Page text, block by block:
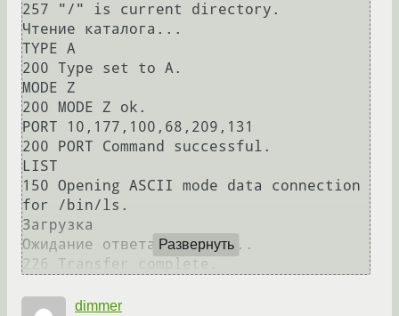
257 "/" is current directory.
Чтение каталога...
TYPE A
200 Type set to A.
MODE Z
200 MODE Z ok.
PORT 10,177,100,68,209,131
200 PORT Command successful.
LIST
150 Opening ASCII mode data connection
for /bin/ls.
Загрузка
Ожидание ответа сервера...
Развернуть
dimmer